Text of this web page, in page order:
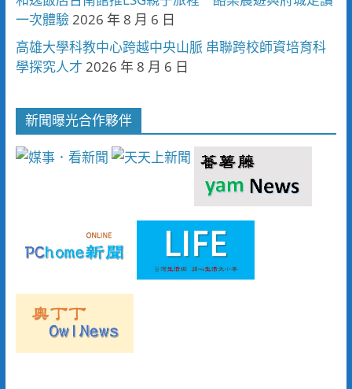
一次體驗2026 年 8 月 6 日
高雄大學科教中心跨越中央山脈 串聯跨校師資培育科
學探究人才 2026 年 8 月 6 日
新聞曝光合作夥伴